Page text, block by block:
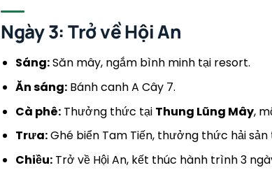
Ngày 3: Trở về Hội An
Sáng:Săn mây, ngắm bình minh tại resort.
Ăn sáng:Bánh canh A Cây 7.
Cà phê:Thưởng thức tại Thung Lũng Mây,
Trưa:Ghé biển Tam Tiến, thưởng thức hải sản
Chiều:Trở về Hội An, kết thúc hành trình 3